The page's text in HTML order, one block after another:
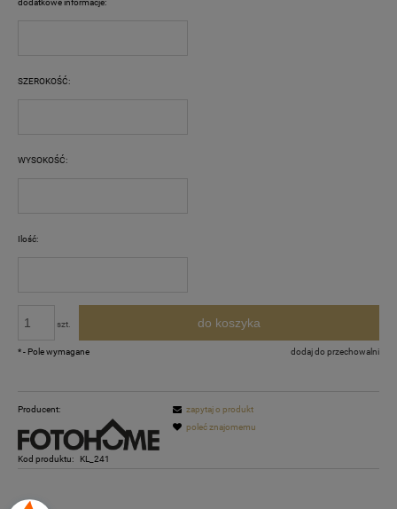
dodatkowe informacje:
SZEROKOŚĆ:
WYSOKOŚĆ:
Ilość:
szt. do koszyka
dodaj do przechowalni
*- Pole wymagane
Producent:
Kod produktu: KL_241
zapytaj o produkt
poleć znajomemu